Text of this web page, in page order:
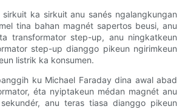
ka sirkuit anu sanés ngalangkungan
tina bahan magnét sapertos beusi, anu
transformator step-up, anu ningkatkeun
step-up dianggo pikeun ngirimkeun
listrik ka konsumen.
ku Michael Faraday dina awal abad
éta nyiptakeun médan magnét anu
anu teras tiasa dianggo pikeun